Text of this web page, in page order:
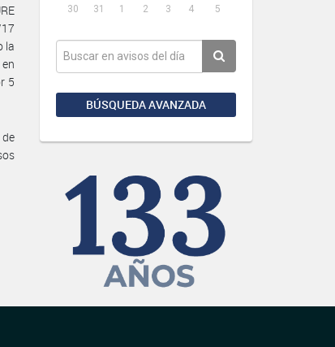
30
31 1 2 3 4 5
BÚSQUEDA AVANZADA
la
5